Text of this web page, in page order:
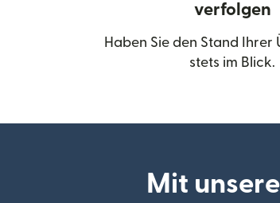
verfolgen
Haben Sie den Stand Ihrer
stets im Blick.
Mit